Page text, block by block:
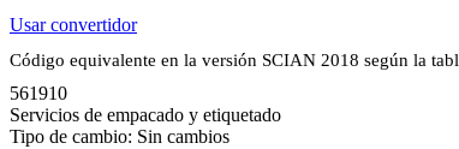
Usar convertidor
Código equivalente en la versión SCIAN 2018 según la
561910
Servicios de empacado y etiquetado
Tipo de cambio: Sin cambios